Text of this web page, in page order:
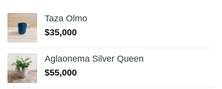
Taza Olmo
$35,000
Aglaonema Silver Queen
$55,000